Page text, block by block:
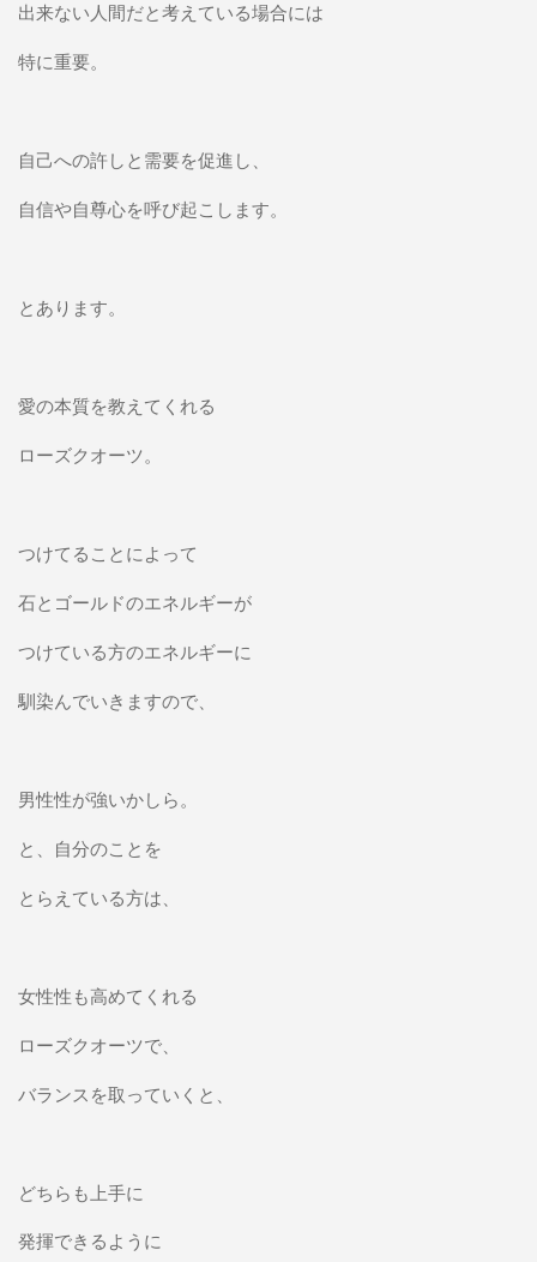
出来ない人間だと考えている場合には
特に重要。
自己への許しと需要を促進し、
自信や自尊心を呼び起こします。
とあります。
愛の本質を教えてくれる
ローズクオーツ。
つけてることによって
石とゴールドのエネルギーが
つけている方のエネルギーに
馴染んでいきますので、
男性性が強いかしら。
と、自分のことを
とらえている方は、
女性性も高めてくれる
ローズクオーツで、
バランスを取っていくと、
どちらも上手に
発揮できるように